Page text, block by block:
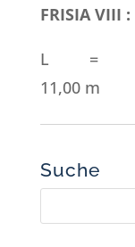
FRISIA VIII :
L =
11,00
Suche